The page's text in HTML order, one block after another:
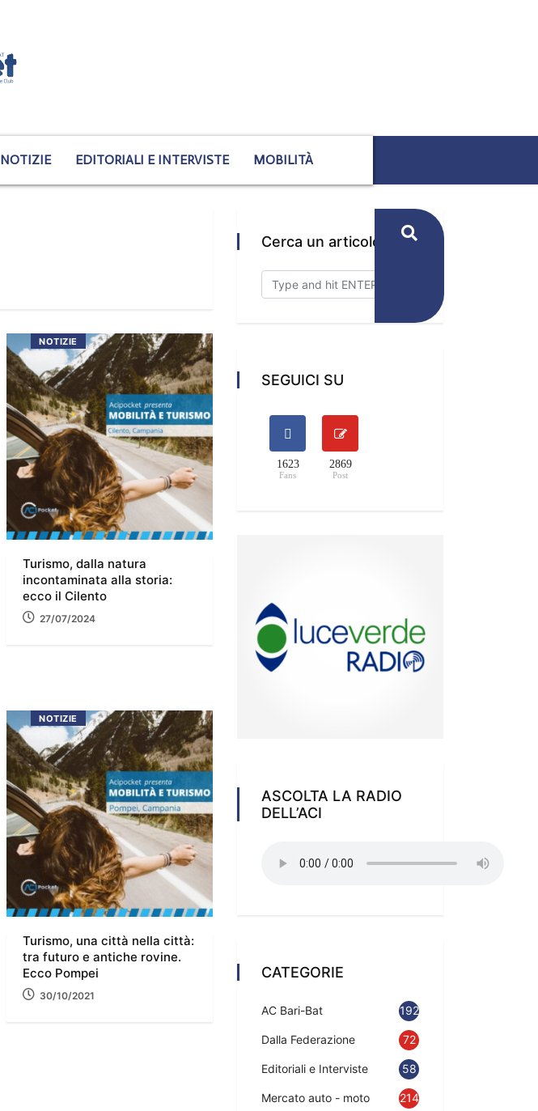
NOTIZIE EDITORIALI E INTERVISTE MOBILITÀ
NOTIZIE
Turismo, dalla natura
incontaminata alla storia:
ecco il Cilento
27/07/2024
NOTIZIE
Turismo, una città nella città:
tra futuro e antiche rovine.
Ecco Pompei
30/10/2021
Cerca un articolo
SEGUICI SU
1623
Fans
2869
Post
ASCOLTA LA RADIO
DELL’ACI
CATEGORIE
AC Bari-Bat 192
Dalla Federazione 72
Editoriali e Interviste 58
Mercato auto - moto 214